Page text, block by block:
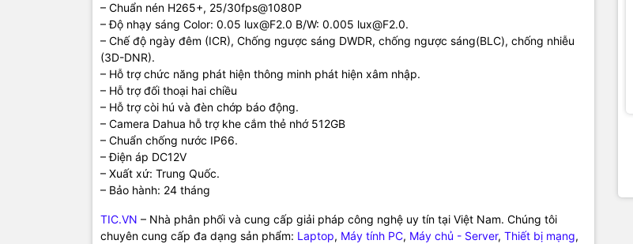
– Chuẩn nén H265+, 25/30fps@1080P
– Độ nhạy sáng Color: 0.05 lux@F2.0 B/W: 0.005 lux@F2.0.
– Chế độ ngày đêm (ICR), Chống ngược sáng DWDR, chống ngược sáng(BLC), chống nhiễu
(3D-DNR).
– Hỗ trợ chức năng phát hiện thông minh phát hiện xâm nhập.
– Hỗ trợ đối thoại hai chiều
– Hỗ trợ còi hú và đèn chớp báo động.
– Camera Dahua hỗ trợ khe cắm thẻ nhớ 512GB
– Chuẩn chống nước IP66.
– Điện áp DC12V
– Xuất xứ: Trung Quốc.
– Bảo hành: 24 tháng
TIC.VN – Nhà phân phối và cung cấp giải pháp công nghệ uy tín tại Việt Nam. Chúng tôi
chuyên cung cấp đa dạng sản phẩm: Laptop, Máy tính PC, Máy chủ - Server, Thiết bị mạng,